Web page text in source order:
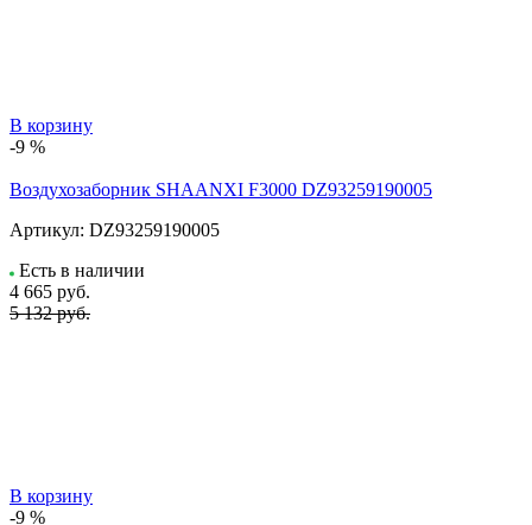
В корзину
-9 %
Воздухозаборник SHAANXI F3000 DZ93259190005
Артикул: DZ93259190005
Есть в наличии
4 665 руб.
5 132 руб.
В корзину
-9 %